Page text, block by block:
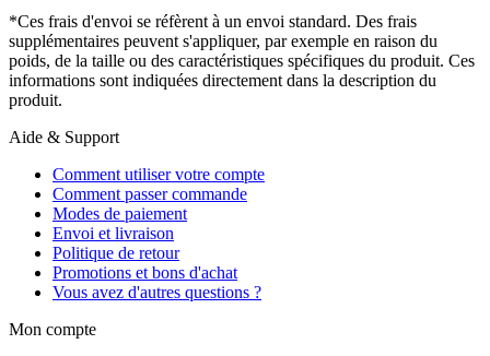
*Ces frais d'envoi se réfèrent à un envoi standard. Des frais
supplémentaires peuvent s'appliquer, par exemple en raison du
poids, de la taille ou des caractéristiques spécifiques du produit. Ces
informations sont indiquées directement dans la description du
produit.
Aide & Support
Comment utiliser votre compte
Comment passer commande
Modes de paiement
Envoi et livraison
Politique de retour
Promotions et bons d'achat
Vous avez d'autres questions ?
Mon compte